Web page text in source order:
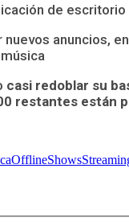
de
anuncios,
casi redoblar su
restantes están
OfflineShows